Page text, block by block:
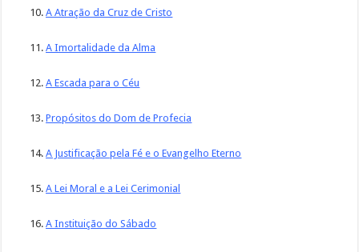
10.A Atração da Cruz de Cristo
11.A Imortalidade da Alma
12.A Escada para o Céu
13.Propósitos do Dom de Profecia
14.A Justificação pela Fé e o Evangelho Eterno
15.A Lei Moral e a Lei Cerimonial
16.A Instituição do Sábado